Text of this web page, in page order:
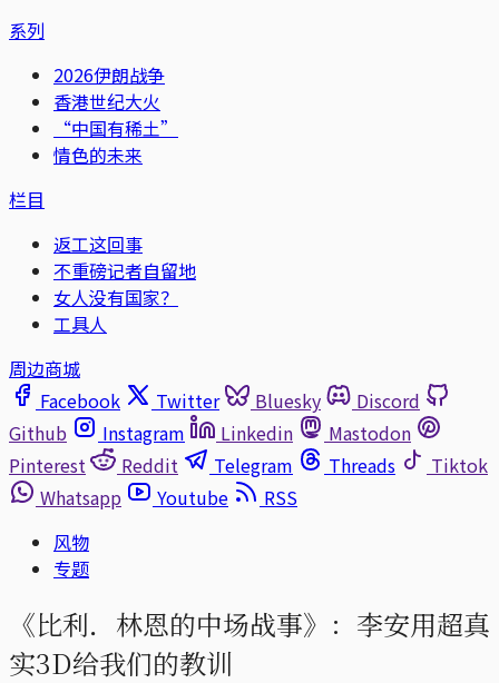
系列
2026伊朗战争
香港世纪大火
“中国有稀土”
情色的未来
栏目
返工这回事
不重磅记者自留地
女人没有国家？
工具人
周边商城
Facebook
Twitter Bluesky
Discord
Github
Instagram Linkedin
Mastodon
Pinterest
Reddit Telegram Threads
Tiktok
Whatsapp
Youtube
RSS
风物
专题
《比利．林恩的中场战事》：李安用超真
实3D给我们的教训